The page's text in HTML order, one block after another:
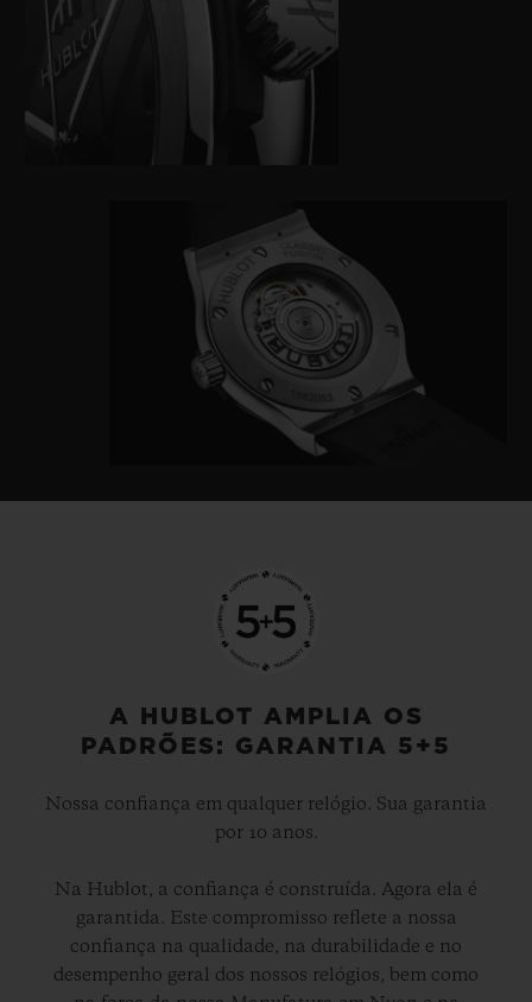
A HUBLOT AMPLIA OS
PADRÕES: GARANTIA 5+5
Nossa confiança em qualquer relógio. Sua garantia
por 10 anos.
Na Hublot, a confiança é construída. Agora ela é
garantida. Este compromisso reflete a nossa
confiança na qualidade, na durabilidade e no
desempenho geral dos nossos relógios, bem como